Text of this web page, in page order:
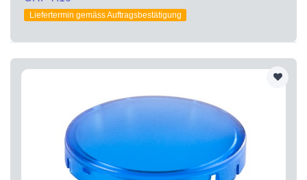
Liefertermin gemäss Auftragsbestätigung